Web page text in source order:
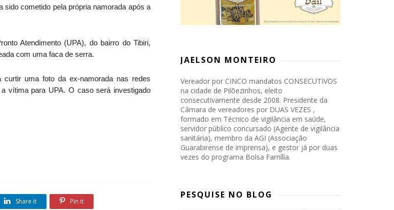
cometido pela própria namorada após a
Atendimento (UPA), do bairro do Tibiri,
com uma faca de serra.
uma foto da ex-namorada nas redes
vítima para UPA. O caso será investigado
Share it Pin it
JAELSON MONTEIRO
Vereador por CINCO mandatos CONSECUTIVOS
na cidade de Pilõezinhos, eleito
consecutivamente desde 2008. Presidente da
Câmara de vereadores por DUAS VEZES ,
formado em Técnico de vigilância em saúde,
servidor público concursado (Agente de vigilância
sanitária), membro da AGI (Associação
Guarabirense de imprensa), e gestor já por duas
vezes do programa Bolsa Família.
PESQUISE NO BLOG